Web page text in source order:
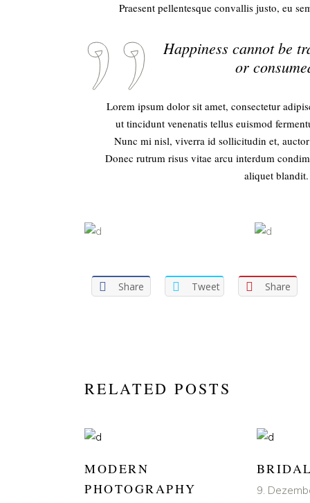
Praesent pellentesque convallis justo, eu
Happiness cannot be
or
Lorem ipsum dolor sit amet, consectetur
ut tincidunt venenatis tellus euismod
Nunc mi nisl, viverra id sollicitudin et,
Donec rutrum risus vitae arcu interdum
aliquet
Share Tweet Share
RELATED POSTS
MODERN
PHOTOGRAPHY
9.